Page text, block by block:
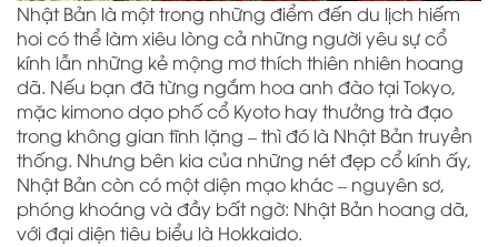
Nhật Bản là một trong những điểm đến du lịch hiếm
hoi có thể làm xiêu lòng cả những người yêu sự cổ
kính lẫn những kẻ mộng mơ thích thiên nhiên hoang
dã. Nếu bạn đã từng ngắm hoa anh đào tại Tokyo,
mặc kimono dạo phố cổ Kyoto hay thưởng trà đạo
trong không gian tĩnh lặng – thì đó là Nhật Bản truyền
thống. Nhưng bên kia của những nét đẹp cổ kính ấy,
Nhật Bản còn có một diện mạo khác – nguyên sơ,
phóng khoáng và đầy bất ngờ: Nhật Bản hoang dã,
với đại diện tiêu biểu là Hokkaido.